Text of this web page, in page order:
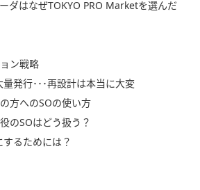
なぜTOKYO PRO Marketを選んだ
ョン戦略
行･･･再設計は本当に大変
へのSOの使い方
SOはどう扱う？
ためには？